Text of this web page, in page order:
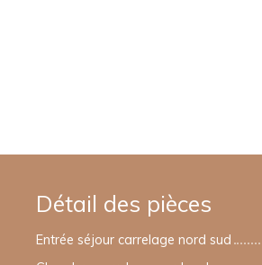
Détail des pièces
Entrée séjour carrelage nord sud